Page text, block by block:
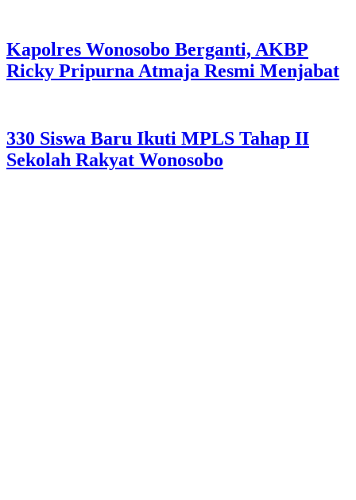
Kapolres Wonosobo Berganti, AKBP
Ricky Pripurna Atmaja Resmi Menjabat
330 Siswa Baru Ikuti MPLS Tahap II
Sekolah Rakyat Wonosobo